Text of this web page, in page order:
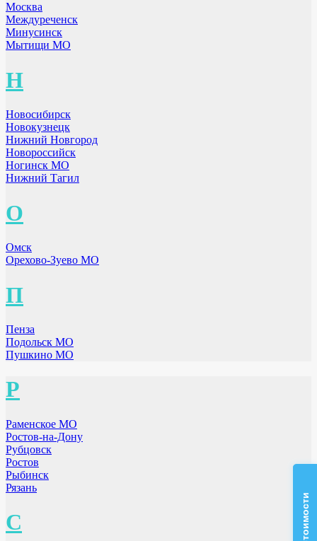
Москва
Междуреченск
Минусинск
Мытищи МО
Н
Новосибирск
Новокузнецк
Нижний Новгород
Новороссийск
Ногинск МО
Нижний Тагил
О
Омск
Орехово-Зуево МО
П
Пенза
Подольск МО
Пушкино МО
Р
Раменское МО
Ростов-на-Дону
Рубцовск
Ростов
Рыбинск
Рязань
С